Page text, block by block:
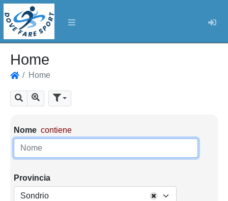
Home
Home
Cerca Mostra tutti i risultati
Parametri di ricerca
Nome contiene
Provincia
Sondrio